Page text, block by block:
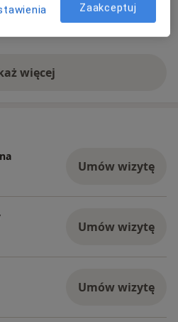
więcej
o doświadczeniu
Umów wizytę
Umów wizytę
Umów wizytę
Zaakceptuj